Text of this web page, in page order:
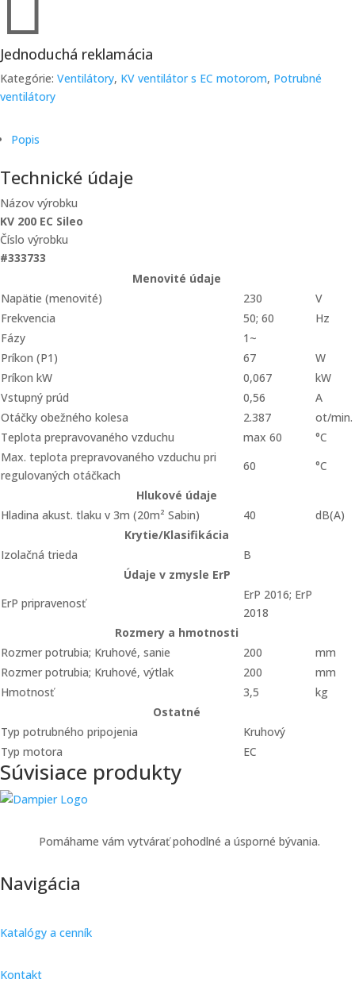
Jednoduchá reklamácia
Kategórie: Ventilátory, KV ventilátor s EC motorom, Potrubné
ventilátory
Popis
Technické údaje
Názov výrobku
KV 200 EC Sileo
Číslo výrobku
#333733
Menovité údaje
Napätie (menovité)
230
V
Frekvencia
50; 60
Hz
Fázy
1~
Príkon (P1)
67
W
Príkon kW
0,067
kW
Vstupný prúd
0,56
A
Otáčky obežného kolesa
2.387
ot/min.
Teplota prepravovaného vzduchu
max 60
°C
Max. teplota prepravovaného vzduchu pri
regulovaných otáčkach
60
°C
Hlukové údaje
Hladina akust. tlaku v 3m (20m² Sabin)
40
dB(A)
Krytie/Klasifikácia
Izolačná trieda
B
Údaje v zmysle ErP
ErP pripravenosť
ErP 2016; ErP
2018
Rozmery a hmotnosti
Rozmer potrubia; Kruhové, sanie
200
mm
Rozmer potrubia; Kruhové, výtlak
200
mm
Hmotnosť
3,5
kg
Ostatné
Typ potrubného pripojenia
Kruhový
Typ motora
EC
Súvisiace produkty
Pomáhame vám vytvárať pohodlné a úsporné bývania.
Navigácia
Katalógy a cenník
Kontakt